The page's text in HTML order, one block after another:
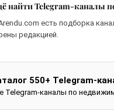
найти Telegram-каналы
есть подборка
редакцией.
550+ Telegram-
Telegram-каналы по